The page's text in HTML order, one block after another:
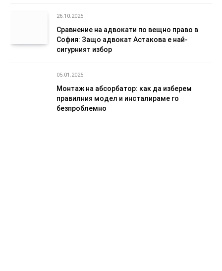
26.10.2025
Сравнение на адвокати по вещно право в
София: Защо адвокат Астакова е най-
сигурният избор
05.01.2025
Монтаж на абсорбатор: как да изберем
правилния модел и инсталираме го
безпроблемно